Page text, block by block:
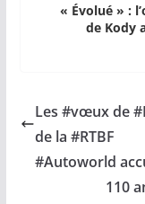
« Évolué » :
de Kody
Les #vœux de
de la #RTBF
#Autoworld
110